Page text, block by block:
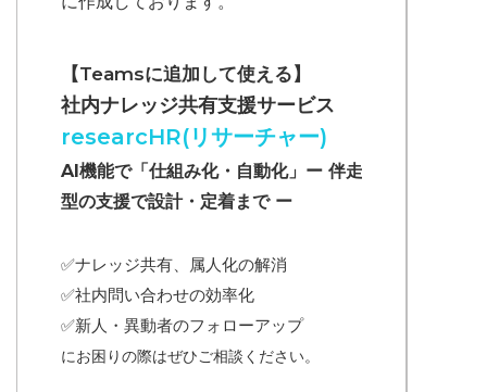
【Teamsに追加して使える】
社内ナレッジ共有支援サービス
researcHR(リサーチャー)
AI機能で「仕組み化・自動化」ー 伴走
型の支援で設計・定着まで ー
✅ナレッジ共有、属人化の解消
✅社内問い合わせの効率化
✅新人・異動者のフォローアップ
にお困りの際はぜひご相談ください。